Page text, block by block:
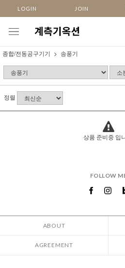
LOGIN JOIN
종합/전동공구기기 송풍기
정렬
상품 준비중 입
FOLLOW
ABOUT
AGREEMENT